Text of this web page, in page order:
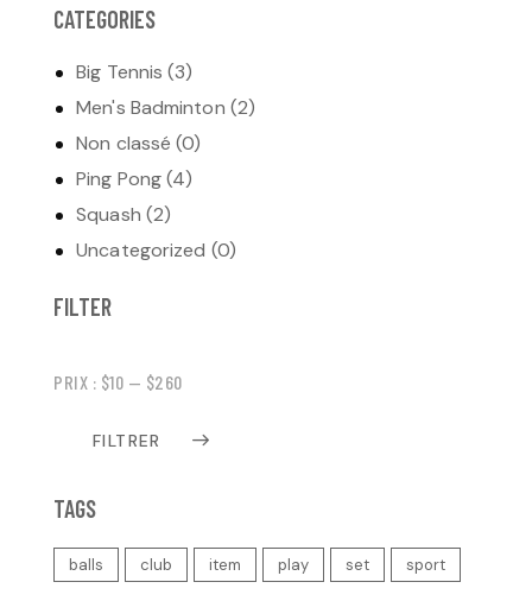
CATEGORIES
Big Tennis (3)
Men's Badminton (2)
Non classé (0)
Ping Pong (4)
Squash (2)
Uncategorized (0)
FILTER
FILTRER
PRIX : $10 — $260
TAGS
balls club item play set sport